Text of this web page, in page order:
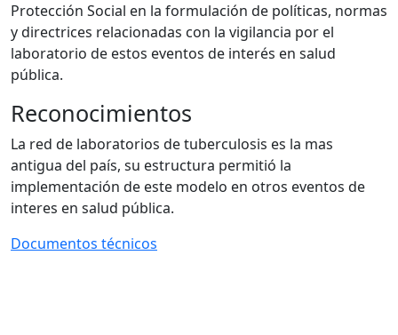
Protección Social en la formulación de políticas, normas
y directrices relacionadas con la vigilancia por el
laboratorio de estos eventos de interés en salud
pública.
Reconocimientos
La red de laboratorios de tuberculosis es la mas
antigua del país, su estructura permitió la
implementación de este modelo en otros eventos de
interes en salud pública.
Documentos técnicos